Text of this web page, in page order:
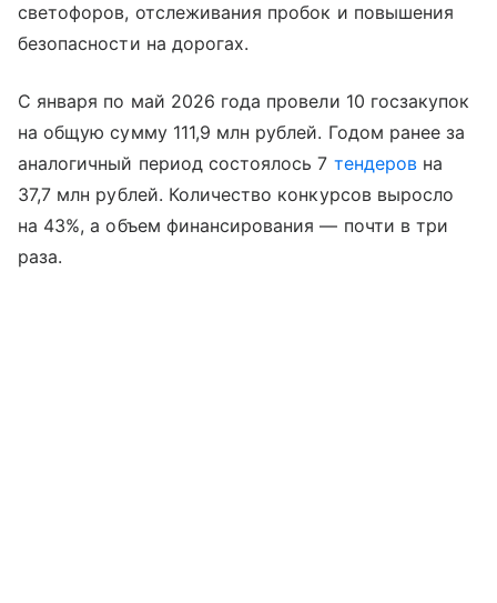
светофоров, отслеживания пробок и повышения
безопасности на дорогах.
С января по май 2026 года провели 10 госзакупок
на общую сумму 111,9 млн рублей. Годом ранее за
аналогичный период состоялось 7 тендеровна
37,7 млн рублей. Количество конкурсов выросло
на 43%, а объем финансирования — почти в три
раза.